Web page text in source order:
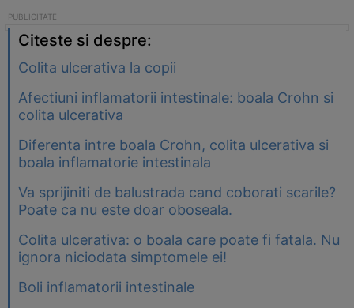
Citeste si despre:
Colita ulcerativa la copii
Afectiuni inflamatorii intestinale: boala Crohn si
colita ulcerativa
Diferenta intre boala Crohn, colita ulcerativa si
boala inflamatorie intestinala
Va sprijiniti de balustrada cand coborati scarile?
Poate ca nu este doar oboseala.
Colita ulcerativa: o boala care poate fi fatala. Nu
ignora niciodata simptomele ei!
Boli inflamatorii intestinale